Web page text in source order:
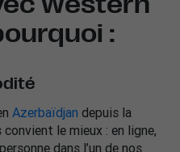
:
Azerbaïdjan depuis la
le mieux : en ligne,
dans l’un de nos